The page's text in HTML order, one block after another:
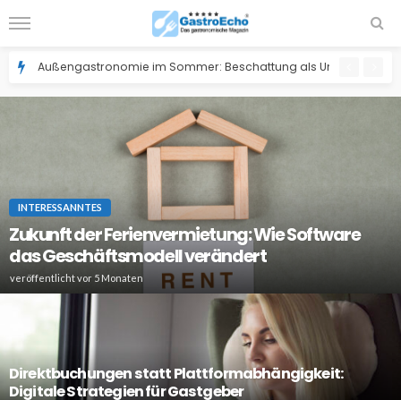
Außengastronomie im Sommer: Beschattung als Umsatzfaktor
INTERESSANNTES
Zukunft der Ferienvermietung: Wie Software
das Geschäftsmodell verändert
veröffentlicht vor 5 Monaten
Direktbuchungen statt Plattformabhängigkeit:
Digitale Strategien für Gastgeber